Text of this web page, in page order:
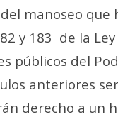
manoseo que
y 183 de la
públicos del
anteriores
derecho a un